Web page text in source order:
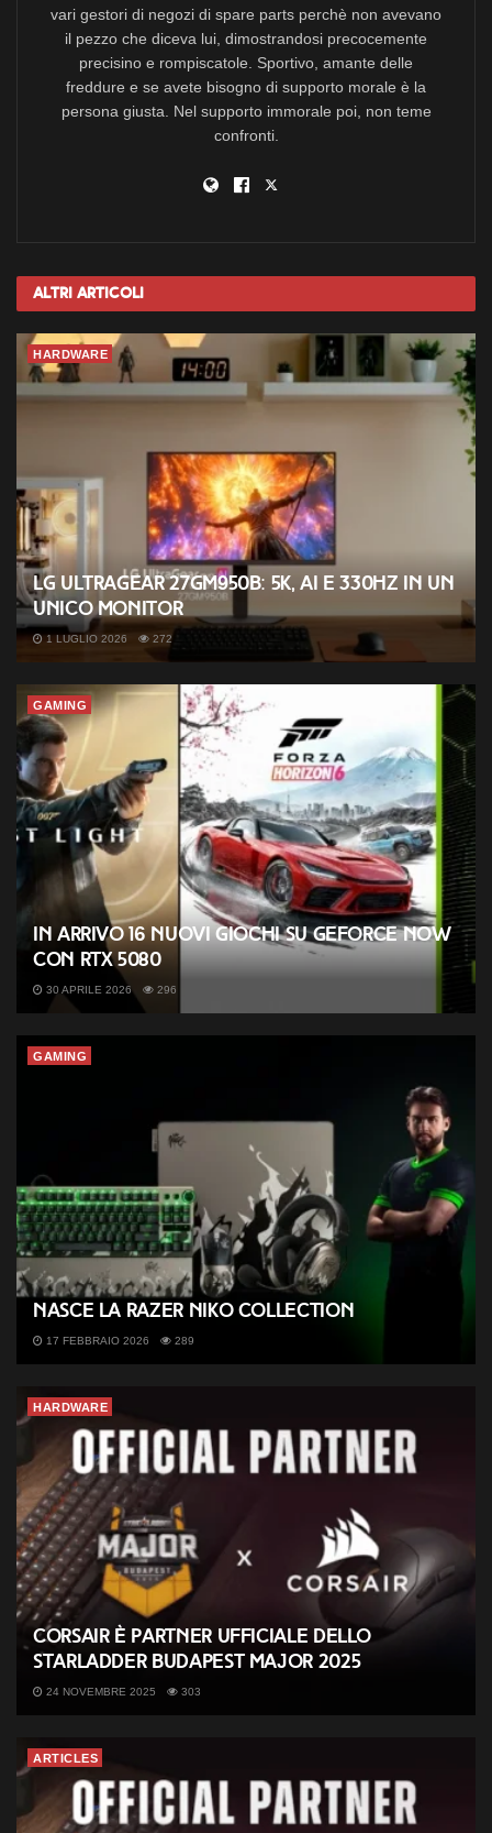
vari gestori di negozi di spare parts perchè non avevano
il pezzo che diceva lui, dimostrandosi precocemente
precisino e rompiscatole. Sportivo, amante delle
freddure e se avete bisogno di supporto morale è la
persona giusta. Nel supporto immorale poi, non teme
confronti.
Altri Articoli
HARDWARE
LG UltraGear 27GM950B: 5K, AI e 330Hz in un
unico monitor
1 LUGLIO 2026 272
GAMING
In arrivo 16 nuovi giochi su GeForce NOW
con RTX 5080
30 APRILE 2026 296
GAMING
Nasce la Razer NiKo Collection
17 FEBBRAIO 2026 289
HARDWARE
CORSAIR è partner ufficiale dello
StarLadder Budapest Major 2025
24 NOVEMBRE 2025 303
ARTICLES